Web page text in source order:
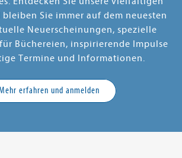
Sie immer auf dem neuesten
Neuerscheinungen, spezielle
Büchereien, inspirierende Impulse
Termine und Informationen.
erfahren und anmelden